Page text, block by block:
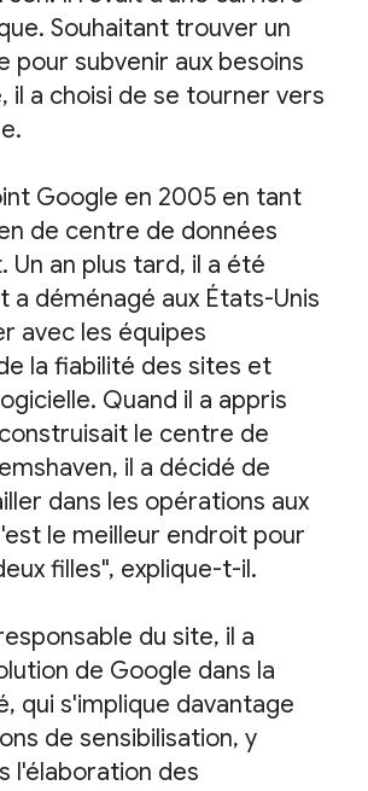
Souhaitant trouver un
pour subvenir aux besoins
il a choisi de se tourner vers
Google en 2005 en tant
de centre de données
Un an plus tard, il a été
a déménagé aux États-Unis
avec les équipes
la fiabilité des sites et
Quand il a appris
le centre de
il a décidé de
dans les opérations aux
le meilleur endroit pour
filles", explique-t-il.
du site, il a
de Google dans la
qui s'implique davantage
de sensibilisation, y
l'élaboration des